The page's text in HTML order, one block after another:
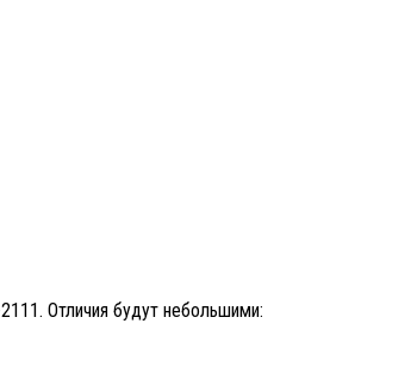
Отличия будут небольшими: